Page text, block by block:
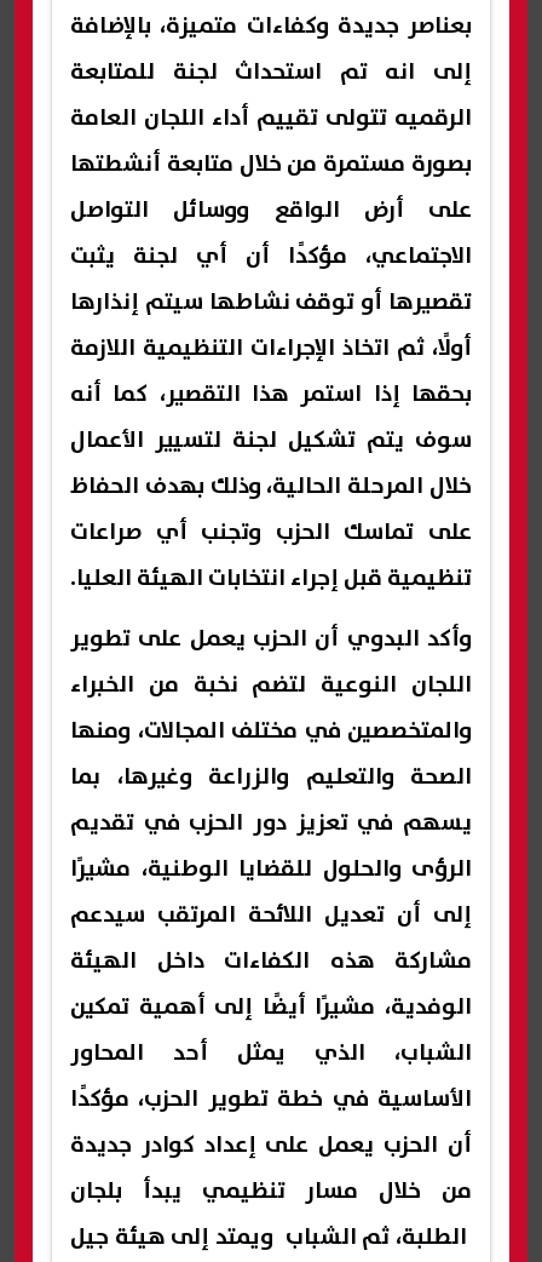
بعناصر جديدة وكفاءات متميزة، بالإضافة
إلى انه تم استحداث لجنة للمتابعة
الرقميه تتولى تقييم أداء اللجان العامة
بصورة مستمرة من خلال متابعة أنشطتها
على أرض الواقع ووسائل التواصل
الاجتماعي، مؤكدًا أن أي لجنة يثبت
تقصيرها أو توقف نشاطها سيتم إنذارها
أولًا، ثم اتخاذ الإجراءات التنظيمية اللازمة
بحقها إذا استمر هذا التقصير، كما أنه
سوف يتم تشكيل لجنة لتسيير الأعمال
خلال المرحلة الحالية، وذلك بهدف الحفاظ
على تماسك الحزب وتجنب أي صراعات
تنظيمية قبل إجراء انتخابات الهيئة العليا.
وأكد البدوي أن الحزب يعمل على تطوير
اللجان النوعية لتضم نخبة من الخبراء
والمتخصصين في مختلف المجالات، ومنها
الصحة والتعليم والزراعة وغيرها، بما
يسهم في تعزيز دور الحزب في تقديم
الرؤى والحلول للقضايا الوطنية، مشيرًا
إلى أن تعديل اللائحة المرتقب سيدعم
مشاركة هذه الكفاءات داخل الهيئة
الوفدية، مشيرًا أيضًا إلى أهمية تمكين
الشباب، الذي يمثل أحد المحاور
الأساسية في خطة تطوير الحزب، مؤكدًا
أن الحزب يعمل على إعداد كوادر جديدة
من خلال مسار تنظيمي يبدأ بلجان
الطلبة، ثم الشباب ويمتد إلى هيئة جيل